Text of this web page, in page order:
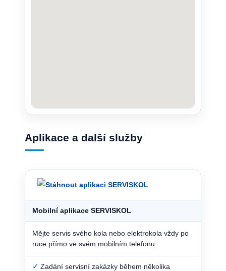
Aplikace a další služby
Mobilní aplikace SERVISKOL
Mějte servis svého kola nebo elektrokola vždy po
ruce přímo ve svém mobilním telefonu.
✓ Zadání servisní zakázky během několika